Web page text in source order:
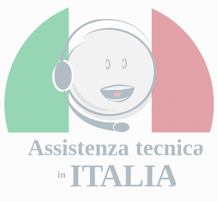
Assistenza tecnica
ITALIA
in